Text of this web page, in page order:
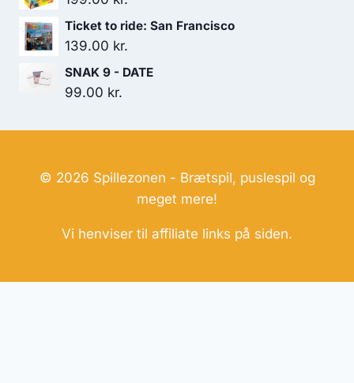
Ticket to ride: San Francisco
139.00 kr.
SNAK 9 - DATE
99.00 kr.
© 2026 Spillezonen - Brætspil, puslespil og
meget mere!
Vi henviser til affiliate links på siden.